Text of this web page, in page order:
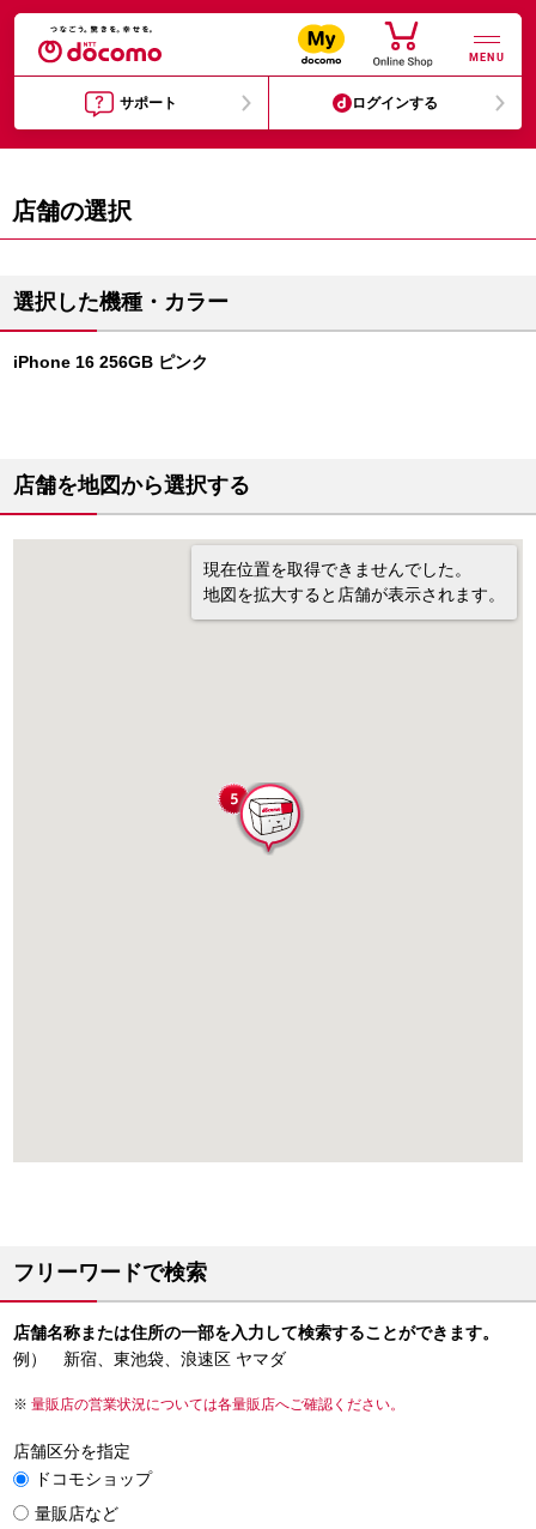
MENU
サポート ログインする
店舗の選択
選択した機種・カラー
iPhone 16 256GB ピンク
店舗を地図から選択する
現在位置を取得できませんでした。
地図を拡大すると店舗が表示されます。
フリーワードで検索
店舗名称または住所の一部を入力して検索することができます。
例） 新宿、東池袋、浪速区 ヤマダ
量販店の営業状況については各量販店へご確認ください。
店舗区分を指定
ドコモショップ
量販店など